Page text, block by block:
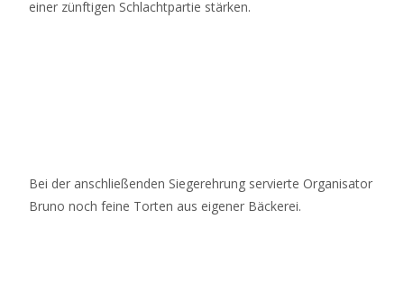
einer zünftigen Schlachtpartie stärken.
Bei der anschließenden Siegerehrung servierte Organisator
Bruno noch feine Torten aus eigener Bäckerei.